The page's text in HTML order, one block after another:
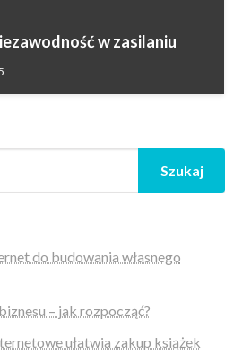
w zasilaniu
Szukaj
do budowania własnego
– jak rozpocząć?
ułatwia zakup książek